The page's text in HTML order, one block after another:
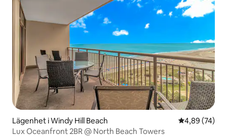
Lägenhet i Windy Hill Beach 4,89 av 5 i
4,89 (74)
Lux Oceanfront 2BR @ North Beach Towers